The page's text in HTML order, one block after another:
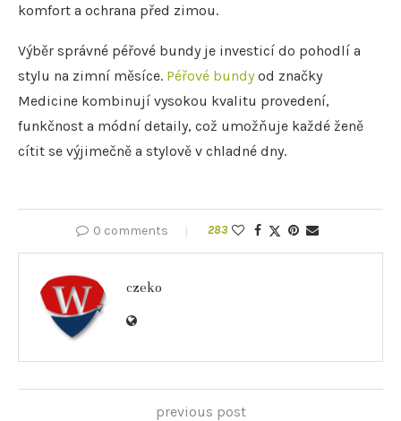
komfort a ochrana před zimou.
Výběr správné péřové bundy je investicí do pohodlí a
stylu na zimní měsíce. Péřové bundyod značky
Medicine kombinují vysokou kvalitu provedení,
funkčnost a módní detaily, což umožňuje každé ženě
cítit se výjimečně a stylově v chladné dny.
0 comments 283
czeko
previous post